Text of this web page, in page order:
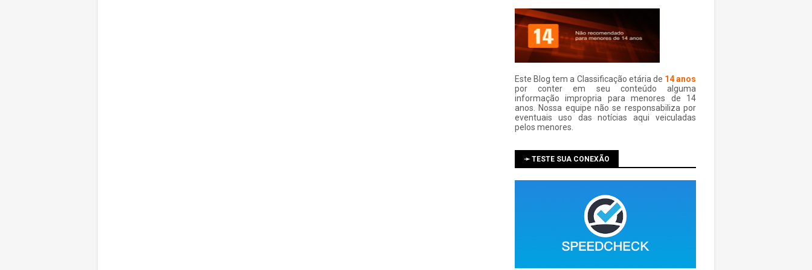
Este Blog tem a Classificação etária de 14 anos
por conter em seu conteúdo alguma
informação impropria para menores de 14
anos. Nossa equipe não se responsabiliza por
eventuais uso das notí­cias aqui veiculadas
pelos menores.
➛ TESTE SUA CONEXÃO